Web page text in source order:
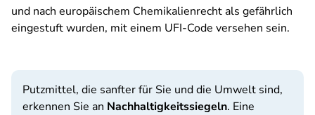
und nach europäischem Chemikalienrecht als gefährlich
eingestuft wurden, mit einem UFI-Code versehen sein.
Putzmittel, die sanfter für Sie und die Umwelt sind,
erkennen Sie an Nachhaltigkeitssiegeln. Eine